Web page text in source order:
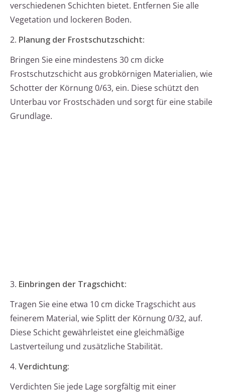
verschiedenen Schichten bietet. Entfernen Sie alle
Vegetation und lockeren Boden.
2. Planung der Frostschutzschicht:
Bringen Sie eine mindestens 30 cm dicke
Frostschutzschicht aus grobkörnigen Materialien, wie
Schotter der Körnung 0/63, ein. Diese schützt den
Unterbau vor Frostschäden und sorgt für eine stabile
Grundlage.
3. Einbringen der Tragschicht:
Tragen Sie eine etwa 10 cm dicke Tragschicht aus
feinerem Material, wie Splitt der Körnung 0/32, auf.
Diese Schicht gewährleistet eine gleichmäßige
Lastverteilung und zusätzliche Stabilität.
4. Verdichtung:
Verdichten Sie jede Lage sorgfältig mit einer